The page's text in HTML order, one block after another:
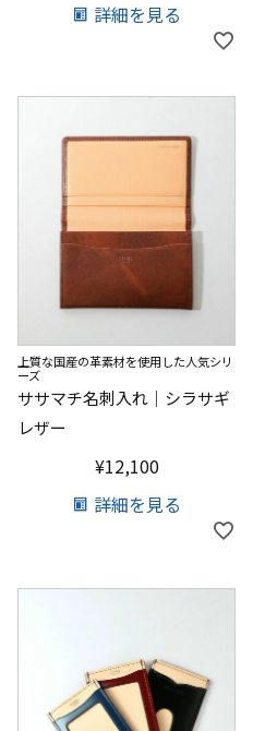
詳細を見る
上質な国産の革素材を使用した人気シリ
ーズ
ササマチ名刺入れ｜シラサギ
レザー
¥12,100
詳細を見る